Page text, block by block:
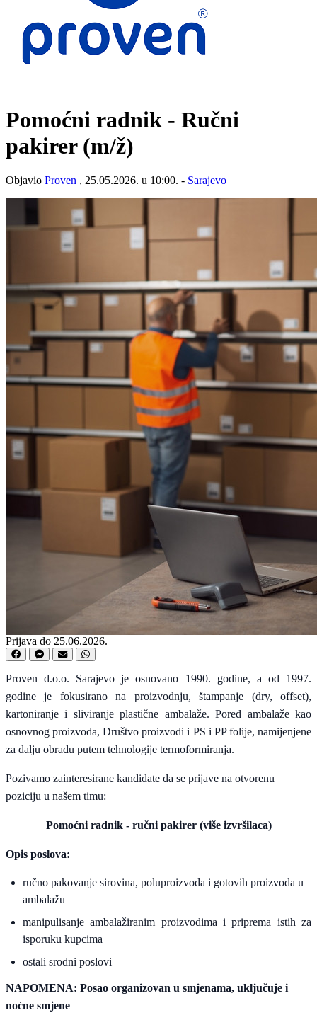
Pomoćni radnik - Ručni
pakirer (m/ž)
Objavio Proven , 25.05.2026. u 10:00. - Sarajevo
Prijava do 25.06.2026.
Proven d.o.o. Sarajevo je osnovano 1990. godine, a od 1997.
godine je fokusirano na proizvodnju, štampanje (dry, offset),
kartoniranje i sliviranje plastične ambalaže. Pored ambalaže kao
osnovnog proizvoda, Društvo proizvodi i PS i PP folije, namijenjene
za dalju obradu putem tehnologije termoformiranja.
Pozivamo zainteresirane kandidate da se prijave na otvorenu
poziciju u našem timu:
Pomoćni radnik - ručni pakirer (više izvršilaca)
Opis poslova:
ručno pakovanje sirovina, poluproizvoda i gotovih proizvoda u
ambalažu
manipulisanje ambalažiranim proizvodima i priprema istih za
isporuku kupcima
ostali srodni poslovi
NAPOMENA: Posao organizovan u smjenama, uključuje i
noćne smjene